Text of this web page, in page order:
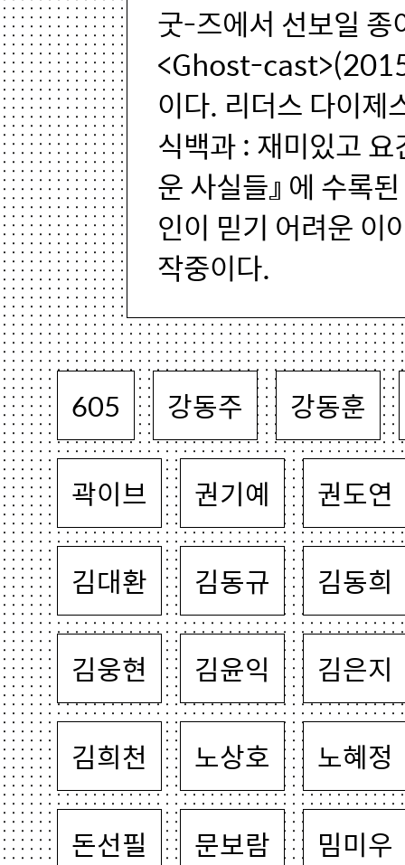
굿-즈에서 선보일
<Ghost-
이다. 리더스 다이제
식백과 : 재미있고
운 사실들』 에 수록
인이 믿기 어려운 이
작중이다.
605 강동주 강동훈
곽이브 권기예 권도연
김대환 김동규 김동희
김웅현 김윤익 김은지
김희천 노상호 노혜정
돈선필 문보람 밈미우